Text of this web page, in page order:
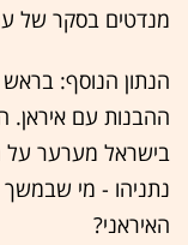
מנדטים בסקר של
הנתון הנוסף: בראש
ההבנות עם איראן.
בישראל מערער על
נתניהו - מי
האיראני?